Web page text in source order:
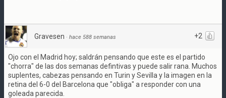
+2
Gravesen · hace 588 semanas
Ojo con el Madrid hoy; saldrán pensando que este es el partido
"chorra" de las dos semanas defintivas y puede salir rana. Muchos
suplentes, cabezas pensando en Turin y Sevilla y la imagen en la
retina del 6-0 del Barcelona que "obliga" a responder con una
goleada parecida.